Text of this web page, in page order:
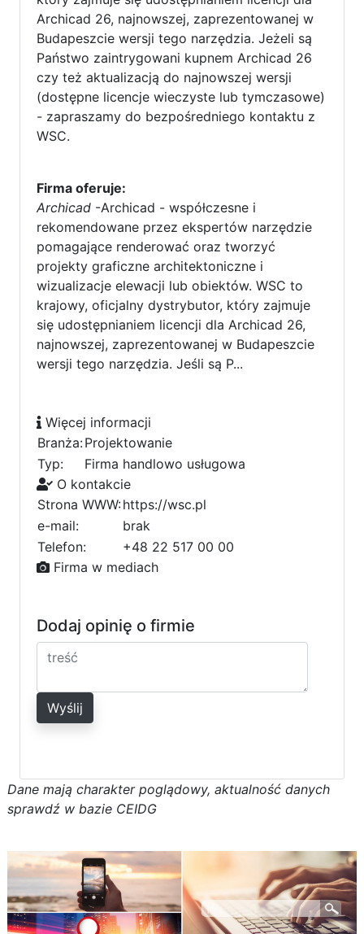
Archicad 26, najnowszej, zaprezentowanej w
Budapeszcie wersji tego narzędzia. Jeżeli są
Państwo zaintrygowani kupnem Archicad 26
czy też aktualizacją do najnowszej wersji
(dostępne licencje wieczyste lub tymczasowe)
- zapraszamy do bezpośredniego kontaktu z
WSC.
Firma oferuje:
Archicad -Archicad - współczesne i
rekomendowane przez ekspertów narzędzie
pomagające renderować oraz tworzyć
projekty graficzne architektoniczne i
wizualizacje elewacji lub obiektów. WSC to
krajowy, oficjalny dystrybutor, który zajmuje
się udostępnianiem licencji dla Archicad 26,
najnowszej, zaprezentowanej w Budapeszcie
wersji tego narzędzia. Jeśli są P...
Więcej informacji
Branża:Projektowanie
Typ:
Firma handlowo usługowa
O kontakcie
Strona WWW:https://wsc.pl
e-mail:
brak
Telefon:
+48 22 517 00 00
Firma w mediach
Dodaj opinię o firmie
Wyślij
Dane mają charakter poglądowy, aktualność danych
sprawdź w bazie CEIDG